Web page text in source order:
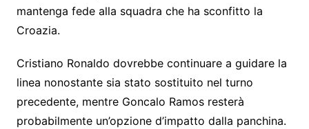
mantenga fede alla squadra che ha sconfitto la
Croazia.
Cristiano Ronaldo dovrebbe continuare a guidare la
linea nonostante sia stato sostituito nel turno
precedente, mentre Goncalo Ramos resterà
probabilmente un’opzione d’impatto dalla panchina.